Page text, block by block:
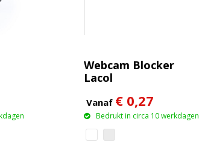
Webcam Blocker
Lacol
Vanaf € 0,27
Bedrukt in circa 10 werkdagen